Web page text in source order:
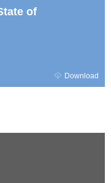
of
Download